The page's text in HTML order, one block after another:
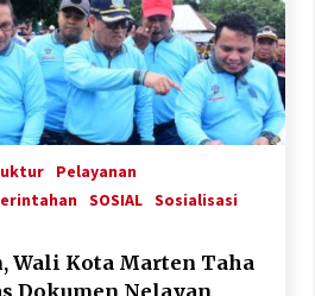
Pelayanan
SOSIAL Sosialisasi
Wali Kota Marten Taha